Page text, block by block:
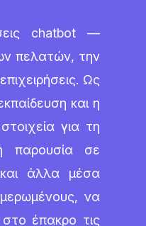
chatbot —
πελατών, την
Ως
και η
για τη
παρουσία σε
άλλα μέσα
να
έπακρο τις